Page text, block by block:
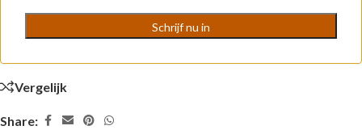
Vergelijk
Share: